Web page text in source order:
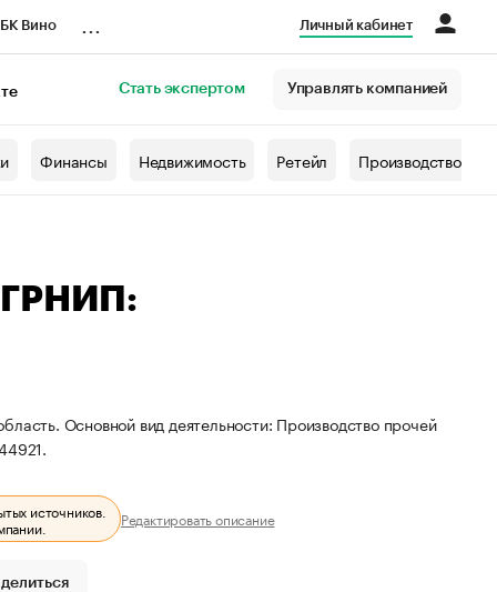
Вино Личный кабинет
Стать экспертом Управлять компанией
Финансы Недвижимость Ретейл Производство
Основной вид деятельности: Производство прочей
источников. Редактировать описание